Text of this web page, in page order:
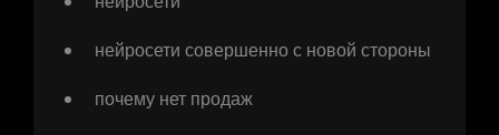
нейросети совершенно с новой стороны
почему нет продаж